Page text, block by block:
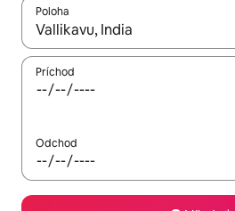
Poloha
Keď budú výsledky k dispozícii,
Príchod
Odchod